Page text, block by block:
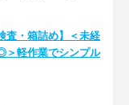
査・箱詰め】＜未経
＞軽作業でシンプル